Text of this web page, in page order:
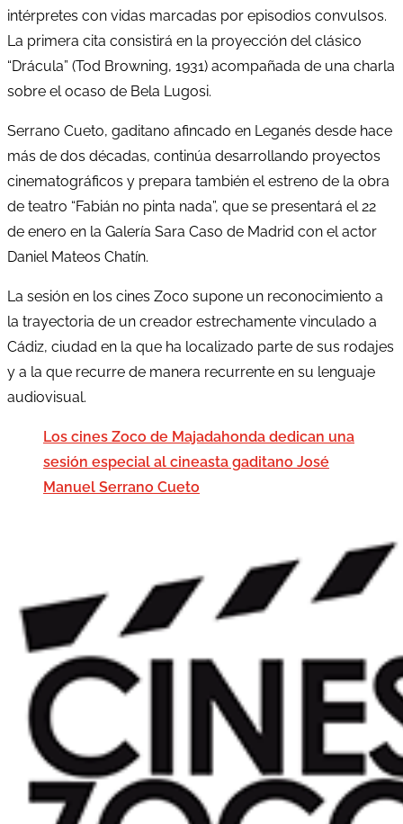
intérpretes con vidas marcadas por episodios convulsos.
La primera cita consistirá en la proyección del clásico
“Drácula” (Tod Browning, 1931) acompañada de una charla
sobre el ocaso de Bela Lugosi.
Serrano Cueto, gaditano afincado en Leganés desde hace
más de dos décadas, continúa desarrollando proyectos
cinematográficos y prepara también el estreno de la obra
de teatro “Fabián no pinta nada”, que se presentará el 22
de enero en la Galería Sara Caso de Madrid con el actor
Daniel Mateos Chatín.
La sesión en los cines Zoco supone un reconocimiento a
la trayectoria de un creador estrechamente vinculado a
Cádiz, ciudad en la que ha localizado parte de sus rodajes
y a la que recurre de manera recurrente en su lenguaje
audiovisual.
Los cines Zoco de Majadahonda dedican una
sesión especial al cineasta gaditano José
Manuel Serrano Cueto